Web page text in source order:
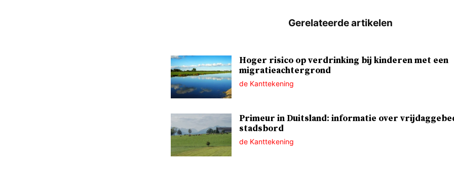
Hoger risico op verdrinking bij kinderen met een
migratieachtergrond
de Kanttekening
Primeur in Duitsland: informatie over
stadsbord
de Kanttekening